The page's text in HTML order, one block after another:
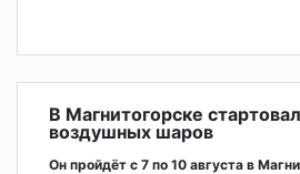
В Магнитогорске
воздушных шаров
Он пройдёт с 7 по 10 августа в